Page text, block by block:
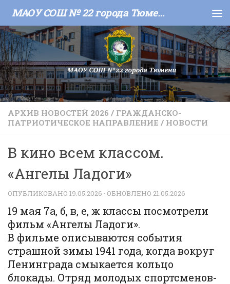
Skip to content МАОУ СОШ № 22 города Тюмени
АРХИВ НОВОСТЕЙ 2026 / ГРАЖДАНСКО-
ПАТРИОТИЧЕСКОЕ НАПРАВЛЕНИЕ / НОВОСТИ
В кино всем классом.
«Ангелы Ладоги»
ОПУБЛИКОВАНО 19.05.2026 · ОБНОВЛЕНО 21.05.2026
19 мая 7а, б, в, е, ж классы посмотрели
фильм «Ангелы Ладоги».
В фильме описываются события
страшной зимы 1941 года, когда вокруг
Ленинграда смыкается кольцо
блокады. Отряд молодых спортсменов-